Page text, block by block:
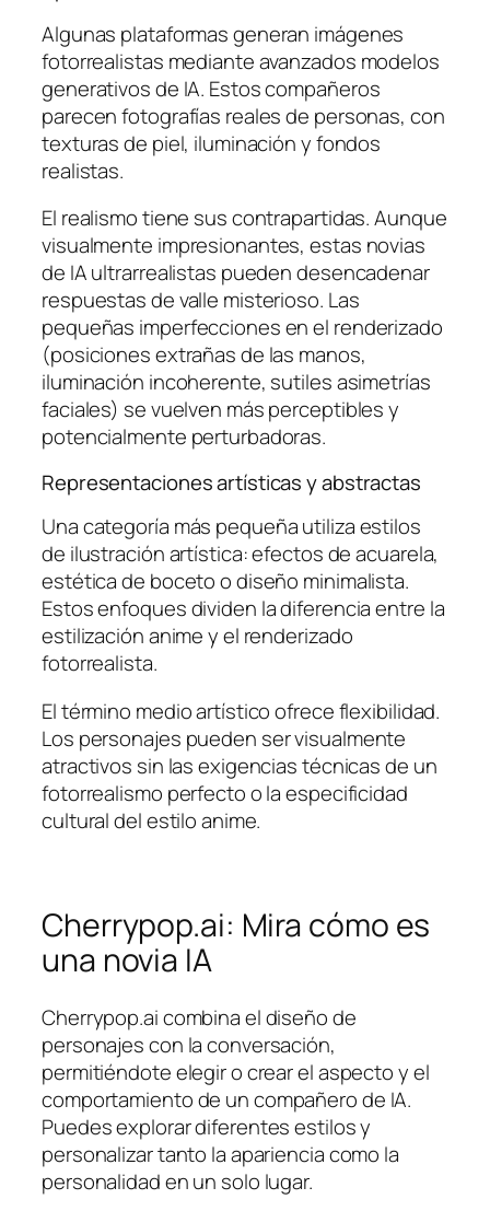
Algunas plataformas generan imágenes
fotorrealistas mediante avanzados modelos
generativos de IA. Estos compañeros
parecen fotografías reales de personas, con
texturas de piel, iluminación y fondos
realistas.
El realismo tiene sus contrapartidas. Aunque
visualmente impresionantes, estas novias
de IA ultrarrealistas pueden desencadenar
respuestas de valle misterioso. Las
pequeñas imperfecciones en el renderizado
(posiciones extrañas de las manos,
iluminación incoherente, sutiles asimetrías
faciales) se vuelven más perceptibles y
potencialmente perturbadoras.
Representaciones artísticas y abstractas
Una categoría más pequeña utiliza estilos
de ilustración artística: efectos de acuarela,
estética de boceto o diseño minimalista.
Estos enfoques dividen la diferencia entre la
estilización anime y el renderizado
fotorrealista.
El término medio artístico ofrece flexibilidad.
Los personajes pueden ser visualmente
atractivos sin las exigencias técnicas de un
fotorrealismo perfecto o la especificidad
cultural del estilo anime.
Cherrypop.ai: Mira cómo es
una novia IA
Cherrypop.ai combina el diseño de
personajes con la conversación,
permitiéndote elegir o crear el aspecto y el
comportamiento de un compañero de IA.
Puedes explorar diferentes estilos y
personalizar tanto la apariencia como la
personalidad en un solo lugar.